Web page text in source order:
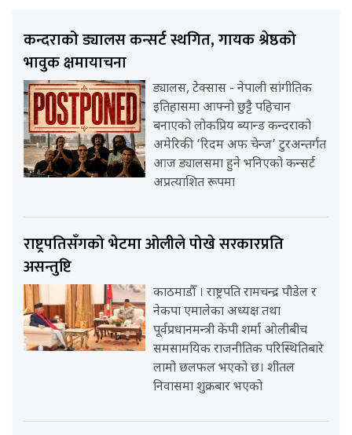
कन्दराको ड्यालस कन्सर्ट स्थगित, गायक श्रेष्ठको
भावुक क्षमायाचना
ड्यालस, टेक्सास - नेपाली सांगीतिक
इतिहासमा आफ्नो छुट्टै पहिचान
बनाएको लोकप्रिय ब्यान्ड कन्दराको
अमेरिकी ‘रिदम अफ चेन्ज’ टुरअन्तर्गत
आज ड्यालसमा हुने भनिएको कन्सर्ट
अप्रत्याशित रूपमा
राष्ट्रपतिसँगको भेटमा ओलीले पोखे सरकारप्रति
असन्तुष्टि
काठमाडौँ । राष्ट्रपति रामचन्द्र पौडेल र
नेकपा एमालेका अध्यक्ष तथा
पूर्वप्रधानमन्त्री केपी शर्मा ओलीबीच
समसामयिक राजनीतिक परिस्थितिबारे
लामो छलफल भएको छ। शीतल
निवासमा शुक्रबार भएको